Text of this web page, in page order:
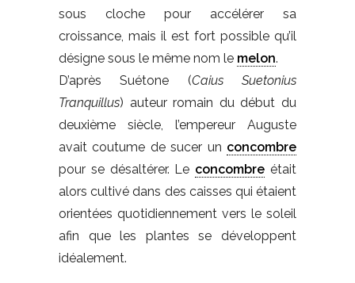
sous cloche pour accélérer sa
croissance, mais il est fort possible qu’il
désigne sous le même nom le melon.
D’après Suétone (Caius Suetonius
Tranquillus) auteur romain du début du
deuxième siècle, l’empereur Auguste
avait coutume de sucer un concombre
pour se désaltérer. Le concombre était
alors cultivé dans des caisses qui étaient
orientées quotidiennement vers le soleil
afin que les plantes se développent
idéalement.